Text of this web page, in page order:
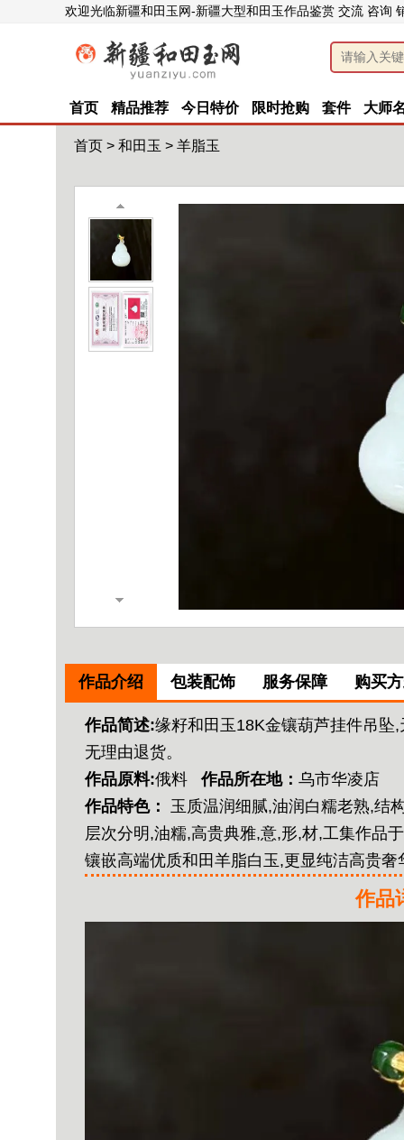
欢迎光临新疆和田玉网-新疆大型和田玉作品鉴赏 交流 咨询
首页 精品推荐 今日特价 限时抢购 套件 大师
首页 > 和田玉 > 羊脂玉
作品介绍 包装配饰 服务保障 购买
作品简述:缘籽和田玉18K金镶葫芦挂件吊坠
无理由退货。
作品原料:俄料 作品所在地： 乌市华凌店
作品特色：
玉质温润细腻,油润白糯老熟,结
层次分明,油糯,高贵典雅,意,形,材,工集作品
镶嵌高端优质和田羊脂白玉,更显纯洁高贵
作品